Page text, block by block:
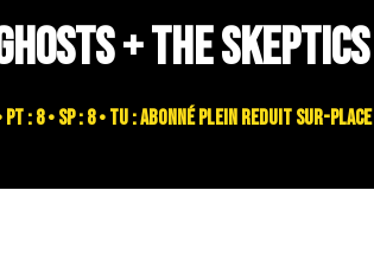
+ THE SKEPTICS
• PT : 8 • SP : 8 • TU : abonné plein reduit sur-place